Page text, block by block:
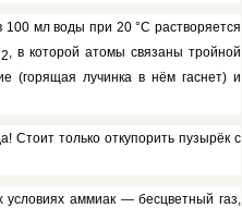
мл воды при 20 °С растворяется
2
в которой атомы связаны тройной
(горящая лучин­ка в нём гаснет) и
Стоит толь­ко откупорить пузырёк с
ам­миак — бесцветный газ,